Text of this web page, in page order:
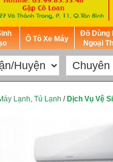
Ô Tô Xe Máy
Đồ Dùng
Ngoại
Lạnh, Tủ Lạnh / Dịch Vụ Vệ